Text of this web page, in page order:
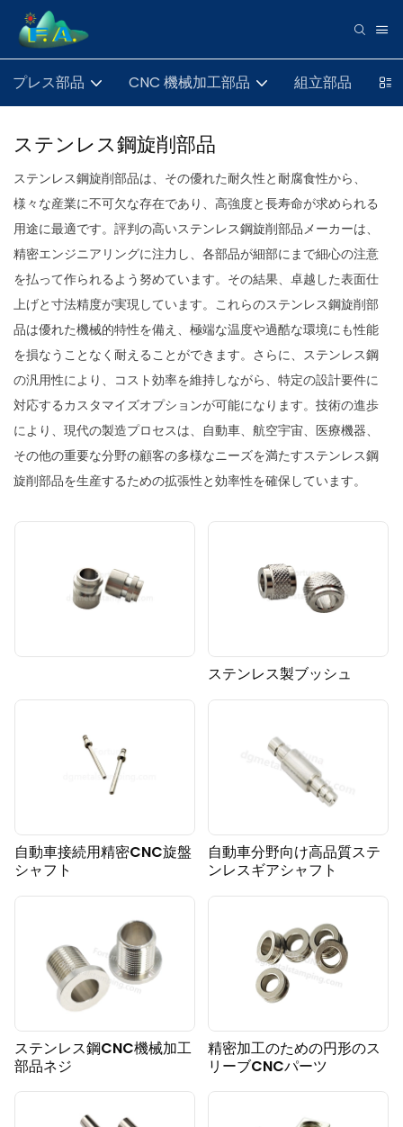
プレス部品 CNC 機械加工部品 組立部品
ステンレス鋼旋削部品
ステンレス鋼旋削部品は、その優れた耐久性と耐腐食性から、
様々な産業に不可欠な存在であり、高強度と長寿命が求められる
用途に最適です。評判の高いステンレス鋼旋削部品メーカーは、
精密エンジニアリングに注力し、各部品が細部にまで細心の注意
を払って作られるよう努めています。その結果、卓越した表面仕
上げと寸法精度が実現しています。これらのステンレス鋼旋削部
品は優れた機械的特性を備え、極端な温度や過酷な環境にも性能
を損なうことなく耐えることができます。さらに、ステンレス鋼
の汎用性により、コスト効率を維持しながら、特定の設計要件に
対応するカスタマイズオプションが可能になります。技術の進歩
により、現代の製造プロセスは、自動車、航空宇宙、医療機器、
その他の重要な分野の顧客の多様なニーズを満たすステンレス鋼
旋削部品を生産するための拡張性と効率性を確保しています。
ステンレス製ブッシュ
自動車接続用精密CNC旋盤
シャフト
自動車分野向け高品質ステ
ンレスギアシャフト
ステンレス鋼CNC機械加工
部品ネジ
精密加工のための円形のス
リーブCNCパーツ